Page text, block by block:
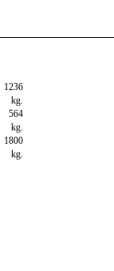
1236
kg.
564
kg.
1800
kg.